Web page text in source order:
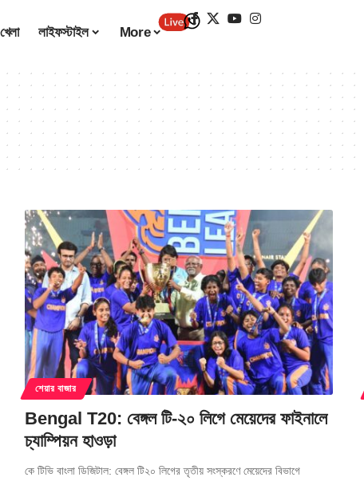
খেলা লাইফস্টাইল More
শেয়ার বাজার
Bengal T20: বেঙ্গল টি-২০ লিগে মেয়েদের ফাইনালে
চ্যাম্পিয়ন হাওড়া
কে টিভি বাংলা ডিজিটাল: বেঙ্গল টি২০ লিগের তৃতীয় সংস্করণে মেয়েদের বিভাগে